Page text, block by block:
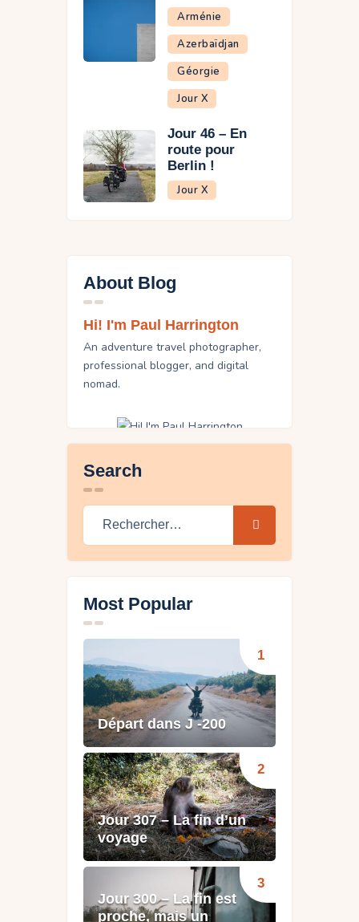
Arménie
Azerbaïdjan
Géorgie
Jour X
Jour 46 – En
route pour
Berlin !
Jour X
About Blog
Hi! I'm Paul Harrington
An adventure travel photographer,
professional blogger, and digital
nomad.
Search
Most Popular
Départ dans J -200
Jour 307 – La fin d’un
voyage
Jour 300 – La fin est
proche, mais un